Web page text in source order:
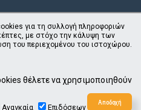
για τη συλλογή πληροφοριών
με στόχο την κάλυψη των
του περιεχομένου του ιστοχώρου.
θέλετε να χρησιμοποιηθούν
Αναγκαία Επιδόσεων